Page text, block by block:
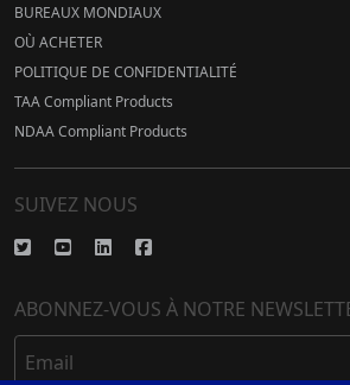
BUREAUX MONDIAUX
OÙ ACHETER
POLITIQUE DE CONFIDENTIALITÉ
TAA Compliant Products
NDAA Compliant Products
SUIVEZ NOUS
ABONNEZ-VOUS À NOTRE
Email